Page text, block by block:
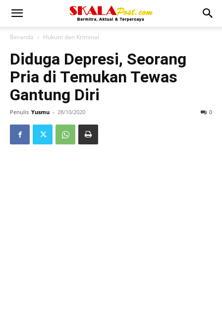
Beranda Hukum dan Kriminal
Diduga Depresi, Seorang
Pria di Temukan Tewas
Gantung Diri
Penulis Yusmu - 28/10/2020 0